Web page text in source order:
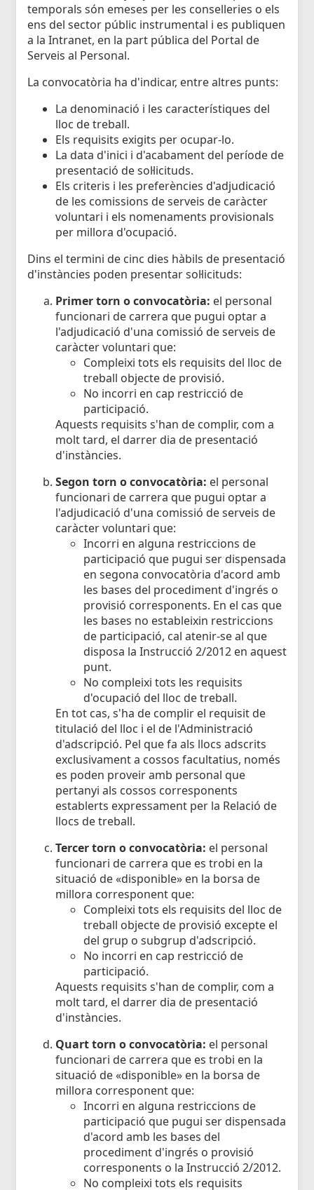
temporals són emeses per les conselleries o els
ens del sector públic instrumental i es publiquen
a la Intranet, en la part pública del Portal de
Serveis al Personal.
La convocatòria ha d'indicar, entre altres punts:
La denominació i les característiques del
lloc de treball.
Els requisits exigits per ocupar-lo.
La data d'inici i d'acabament del període de
presentació de sol·licituds.
Els criteris i les preferències d'adjudicació
de les comissions de serveis de caràcter
voluntari i els nomenaments provisionals
per millora d'ocupació.
Dins el termini de cinc dies hàbils de presentació
d'instàncies poden presentar sol·licituds:
Primer torn o convocatòria: el personal
funcionari de carrera que pugui optar a
l'adjudicació d'una comissió de serveis de
caràcter voluntari que:
Compleixi tots els requisits del lloc de
treball objecte de provisió.
No incorri en cap restricció de
participació.
Aquests requisits s'han de complir, com a
molt tard, el darrer dia de presentació
d'instàncies.
Segon torn o convocatòria: el personal
funcionari de carrera que pugui optar a
l'adjudicació d'una comissió de serveis de
caràcter voluntari que:
Incorri en alguna restriccions de
participació que pugui ser dispensada
en segona convocatòria d'acord amb
les bases del procediment d'ingrés o
provisió corresponents. En el cas que
les bases no estableixin restriccions
de participació, cal atenir-se al que
disposa la Instrucció 2/2012 en aquest
punt.
No compleixi tots les requisits
d'ocupació del lloc de treball.
En tot cas, s'ha de complir el requisit de
titulació del lloc i el de l'Administració
d'adscripció. Pel que fa als llocs adscrits
exclusivament a cossos facultatius, només
es poden proveir amb personal que
pertanyi als cossos corresponents
establerts expressament per la Relació de
llocs de treball.
Tercer torn o convocatòria: el personal
funcionari de carrera que es trobi en la
situació de «disponible» en la borsa de
millora corresponent que:
Compleixi tots els requisits del lloc de
treball objecte de provisió excepte el
del grup o subgrup d'adscripció.
No incorri en cap restricció de
participació.
Aquests requisits s'han de complir, com a
molt tard, el darrer dia de presentació
d'instàncies.
Quart torn o convocatòria: el personal
funcionari de carrera que es trobi en la
situació de «disponible» en la borsa de
millora corresponent que:
Incorri en alguna restriccions de
participació que pugui ser dispensada
d'acord amb les bases del
procediment d'ingrés o provisió
corresponents o la Instrucció 2/2012.
No compleixi tots els requisits